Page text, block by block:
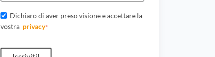
Dichiaro di aver preso visione e accettare la
vostra privacy*